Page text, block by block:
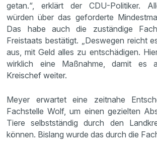
getan.“, erklärt der CDU-Politiker.
würden über das geforderte
Das habe auch die zuständige
Freistaats bestätigt. „Deswegen reicht
aus, mit Geld alles zu entschädigen.
wirklich eine Maßnahme, damit es
Kreischef weiter.
Meyer erwartet eine zeitnahe
Fachstelle Wolf, um einen gezielten
Tiere selbstständig durch den
können. Bislang wurde das durch die